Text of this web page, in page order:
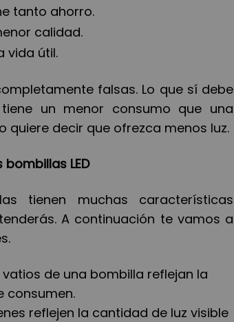
tanto ahorro.
calidad.
vida útil.
falsas. Lo que sí debe
un menor consumo que una
decir que ofrezca menos luz.
LED
tienen muchas características
A continuación te vamos a
de una bombilla reflejan la
consumen.
reflejen la cantidad de luz visible